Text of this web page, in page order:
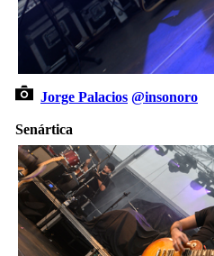
Jorge Palacios @insonoro
Senártica